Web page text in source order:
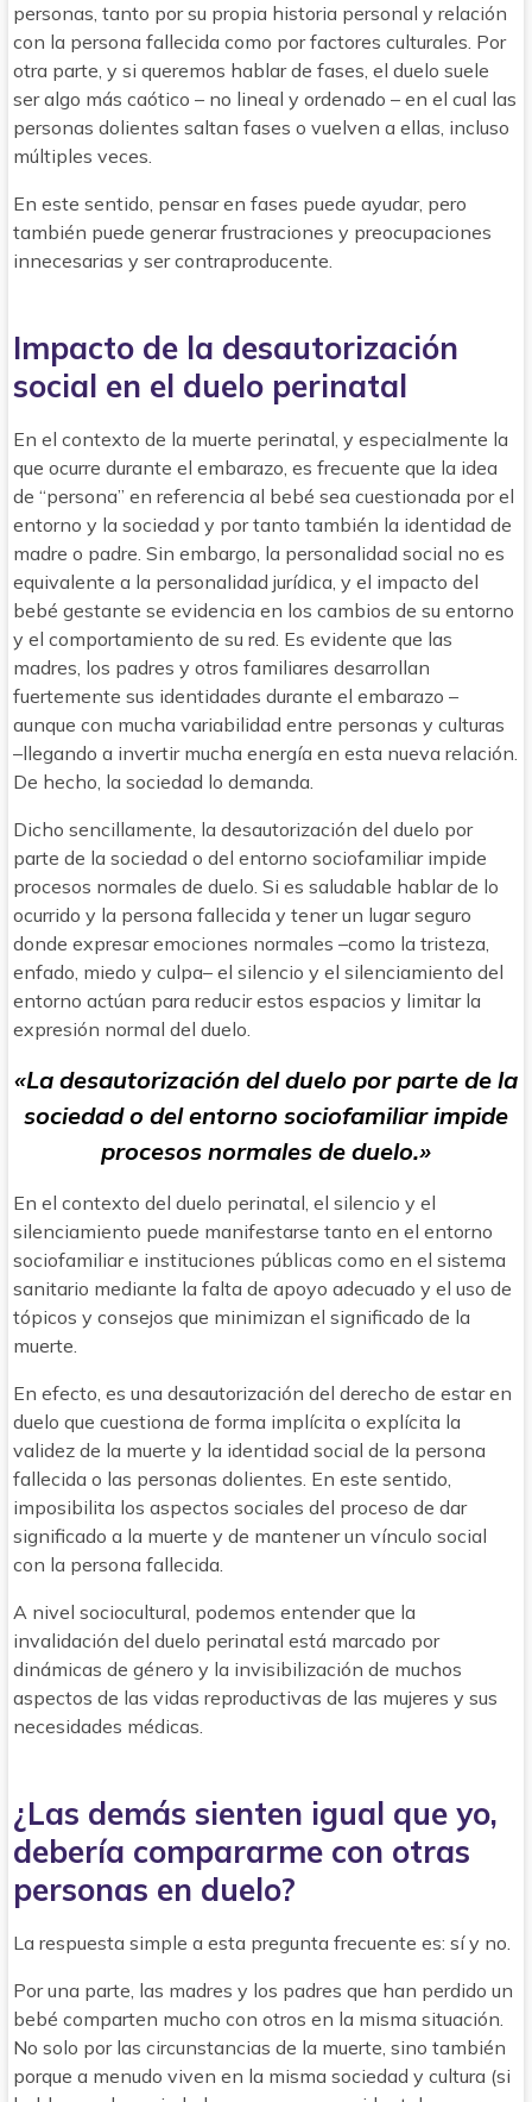
personas, tanto por su propia historia personal y relación
con la persona fallecida como por factores culturales. Por
otra parte, y si queremos hablar de fases, el duelo suele
ser algo más caótico – no lineal y ordenado – en el cual las
personas dolientes saltan fases o vuelven a ellas, incluso
múltiples veces.
En este sentido, pensar en fases puede ayudar, pero
también puede generar frustraciones y preocupaciones
innecesarias y ser contraproducente.
Impacto de la desautorización
social en el duelo perinatal
En el contexto de la muerte perinatal, y especialmente la
que ocurre durante el embarazo, es frecuente que la idea
de “persona” en referencia al bebé sea cuestionada por el
entorno y la sociedad y por tanto también la identidad de
madre o padre. Sin embargo, la personalidad social no es
equivalente a la personalidad jurídica, y el impacto del
bebé gestante se evidencia en los cambios de su entorno
y el comportamiento de su red. Es evidente que las
madres, los padres y otros familiares desarrollan
fuertemente sus identidades durante el embarazo –
aunque con mucha variabilidad entre personas y culturas
–llegando a invertir mucha energía en esta nueva relación.
De hecho, la sociedad lo demanda.
Dicho sencillamente, la desautorización del duelo por
parte de la sociedad o del entorno sociofamiliar impide
procesos normales de duelo. Si es saludable hablar de lo
ocurrido y la persona fallecida y tener un lugar seguro
donde expresar emociones normales –como la tristeza,
enfado, miedo y culpa– el silencio y el silenciamiento del
entorno actúan para reducir estos espacios y limitar la
expresión normal del duelo.
«La desautorización del duelo por parte de la
sociedad o del entorno sociofamiliar impide
procesos normales de duelo.»
En el contexto del duelo perinatal, el silencio y el
silenciamiento puede manifestarse tanto en el entorno
sociofamiliar e instituciones públicas como en el sistema
sanitario mediante la falta de apoyo adecuado y el uso de
tópicos y consejos que minimizan el significado de la
muerte.
En efecto, es una desautorización del derecho de estar en
duelo que cuestiona de forma implícita o explícita la
validez de la muerte y la identidad social de la persona
fallecida o las personas dolientes. En este sentido,
imposibilita los aspectos sociales del proceso de dar
significado a la muerte y de mantener un vínculo social
con la persona fallecida.
A nivel sociocultural, podemos entender que la
invalidación del duelo perinatal está marcado por
dinámicas de género y la invisibilización de muchos
aspectos de las vidas reproductivas de las mujeres y sus
necesidades médicas.
¿Las demás sienten igual que yo,
debería compararme con otras
personas en duelo?
La respuesta simple a esta pregunta frecuente es: sí y no.
Por una parte, las madres y los padres que han perdido un
bebé comparten mucho con otros en la misma situación.
No solo por las circunstancias de la muerte, sino también
porque a menudo viven en la misma sociedad y cultura (si